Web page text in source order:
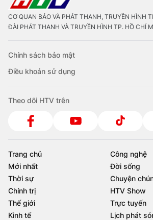
CƠ QUAN BÁO VÀ PHÁT THANH, TRUYỀN HÌNH
ĐÀI PHÁT THANH VÀ TRUYỀN HÌNH TP. HỒ CHÍ
Chính sách bảo mật
Điều khoản sử dụng
Theo dõi HTV trên
Trang chủ
Công nghệ
Mới nhất
Đời sống
Thời sự
Chuyện
Chính trị
HTV Show
Thế giới
Trực tuyến
Kinh tế
Lịch phát